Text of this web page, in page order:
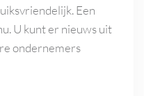
Een
U kunt er nieuws uit
ondernemers